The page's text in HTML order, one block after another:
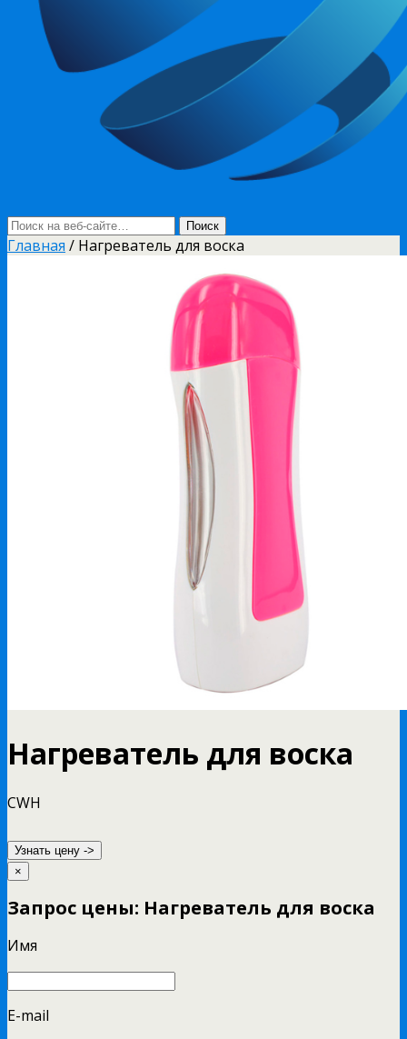
Главная / Нагреватель для воска
Нагреватель для воска
CWH
Узнать цену ->
×
Запрос цены: Нагреватель для воска
Имя
E-mail